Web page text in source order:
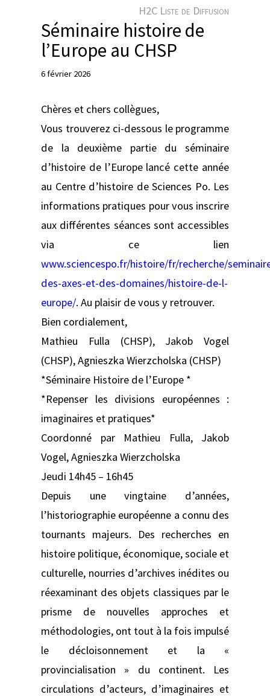
r
H2C Liste de Diffusion
Séminaire histoire de
l’Europe au CHSP
6 février 2026
Chères et chers collègues,
Vous trouverez ci-dessous le programme
de la deuxième partie du séminaire
d’histoire de l’Europe lancé cette année
au Centre d’histoire de Sciences Po. Les
informations pratiques pour vous inscrire
aux différentes séances sont accessibles
via ce lien
www.sciencespo.fr/histoire/fr/recherche/
des-axes-et-des-domaines/histoire-de-l-
europe/. Au plaisir de vous y retrouver.
Bien cordialement,
Mathieu Fulla (CHSP), Jakob Vogel
(CHSP), Agnieszka Wierzcholska (CHSP)
*Séminaire Histoire de l’Europe *
*Repenser les divisions européennes :
imaginaires et pratiques*
Coordonné par Mathieu Fulla, Jakob
Vogel, Agnieszka Wierzcholska
Jeudi 14h45 – 16h45
Depuis une vingtaine d’années,
l’historiographie européenne a connu des
tournants majeurs. Des recherches en
histoire politique, économique, sociale et
culturelle, nourries d’archives inédites ou
réexaminant des objets classiques par le
prisme de nouvelles approches et
méthodologies, ont tout à la fois impulsé
le décloisonnement et la «
provincialisation » du continent. Les
circulations d’acteurs, d’imaginaires et